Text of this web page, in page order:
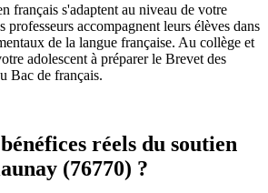
français s'adaptent au niveau de votre
professeurs accompagnent leurs élèves dans
de la langue française. Au collège et
adolescent à préparer le Brevet des
Bac de français.
réels du soutien
(76770) ?